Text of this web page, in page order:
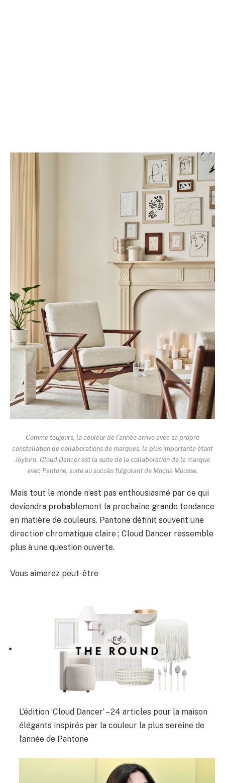
Comme toujours, la couleur de l’année arrive avec sa propre
constellation de collaborations de marques, la plus importante étant
Joybird. Cloud Dancer est la suite de la collaboration de la marque
avec Pantone, suite au succès fulgurant de Mocha Mousse.
Mais tout le monde n’est pas enthousiasmé par ce qui
deviendra probablement la prochaine grande tendance
en matière de couleurs. Pantone définit souvent une
direction chromatique claire ; Cloud Dancer ressemble
plus à une question ouverte.
Vous aimerez peut-être
L’édition ‘Cloud Dancer’ – 24 articles pour la maison
élégants inspirés par la couleur la plus sereine de
l’année de Pantone